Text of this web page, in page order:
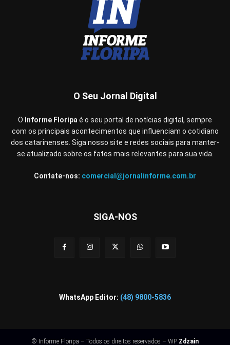
O Seu Jornal Digital
O Informe Floripaé o seu portal de notícias digital, sempre
com os principais acontecimentos que influenciam o cotidiano
dos catarinenses. Siga nosso site e redes sociais para manter-
se atualizado sobre os fatos mais relevantes para sua vida.
Contate-nos: comercial@jornalinforme.com.br
SIGA-NOS
WhatsApp Editor: (48) 9800-5836
© Informe Floripa – Todos os direitos reservados – WP Zdzain